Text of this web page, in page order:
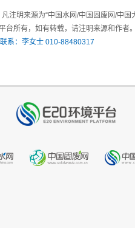
凡注明来源为“中国水网/中国固废网/中
台所有，如有转载，请注明来源和作者
系：李女士 010-88480317